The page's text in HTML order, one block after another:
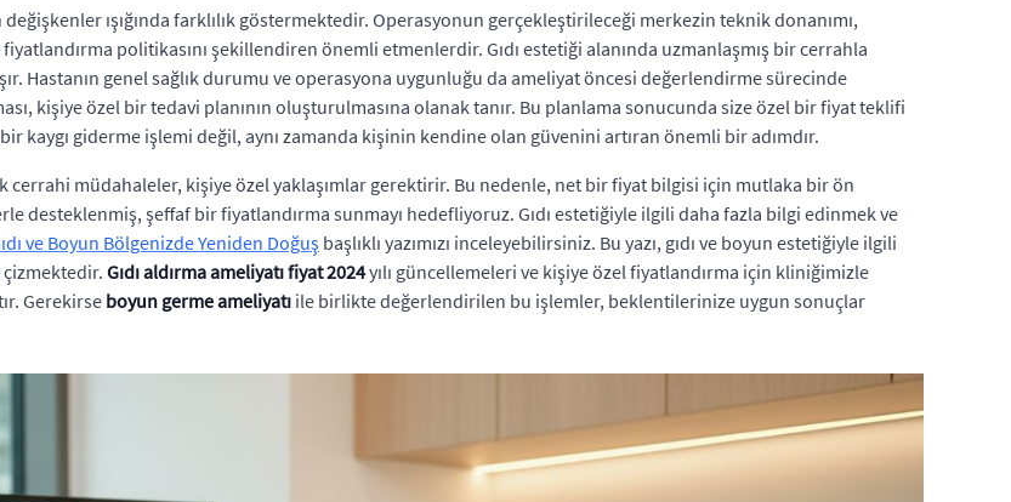
değişkenler ışığında farklılık göstermektedir. Operasyonun gerçekleştirileceği merkezin teknik donanımı,
politikasını şekillendiren önemli etmenlerdir. Gıdı estetiği alanında uzmanlaşmış bir cerrahla
Hastanın genel sağlık durumu ve operasyona uygunluğu da ameliyat öncesi değerlendirme sürecinde
kişiye özel bir tedavi planının oluşturulmasına olanak tanır. Bu planlama sonucunda size özel bir fiyat teklifi
kaygı giderme işlemi değil, aynı zamanda kişinin kendine olan güvenini artıran önemli bir adımdır.
cerrahi müdahaleler, kişiye özel yaklaşımlar gerektirir. Bu nedenle, net bir fiyat bilgisi için mutlaka bir ön
desteklenmiş, şeffaf bir fiyatlandırma sunmayı hedefliyoruz. Gıdı estetiğiyle ilgili daha fazla bilgi edinmek ve
ve Boyun Bölgenizde Yeniden Doğuş başlıklı yazımızı inceleyebilirsiniz. Bu yazı, gıdı ve boyun estetiğiyle ilgili
Gıdı aldırma ameliyatı fiyat 2024yılı güncellemeleri ve kişiye özel fiyatlandırma için kliniğimizle
Gerekirse boyun germe ameliyatı ile birlikte değerlendirilen bu işlemler, beklentilerinize uygun sonuçlar